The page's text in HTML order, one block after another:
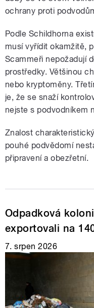
ochrany proti
Podle Schildhorna
musí vyřídit okamžitě,
Scammeři nepožadují
prostředky. Většinou
nebo kryptoměny.
je, že se snaží
nejste s podvodníkem
Znalost
pouhé podvědomí
připravení a obezřetní.
Odpadková
exportovali na
7. srpen 2026